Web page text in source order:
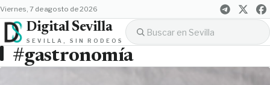
viernes, 7 de agosto de 2026
Digital Sevilla
SEVILLA, SIN RODEOS
#gastronomía